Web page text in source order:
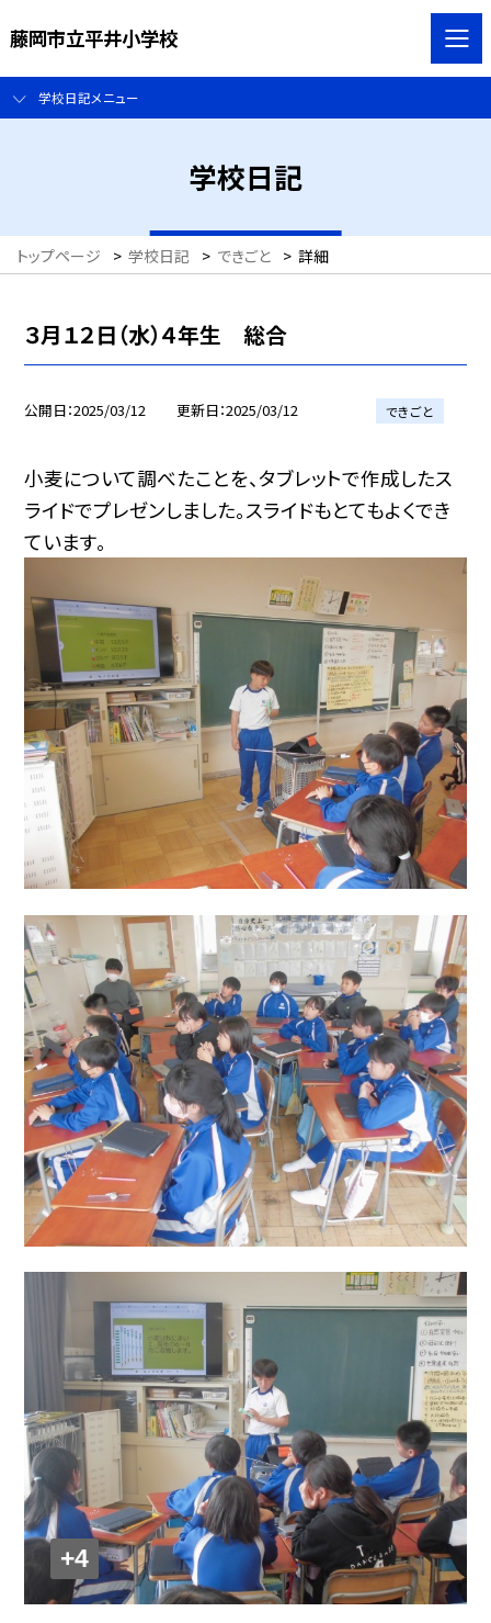
藤岡市立平井小学校
学校日記メニュー
学校日記
トップページ > 学校日記 > できごと > 詳細
３月１２日（水）４年生 総合
公開日 2025/03/12 更新日 2025/03/12 できごと
小麦について調べたことを、タブレットで作成したス
ライドでプレゼンしました。スライドもとてもよくでき
ています。
+4